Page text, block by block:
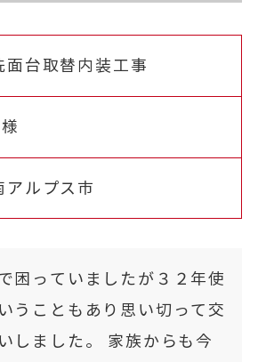
面台取替内装工事
アルプス市
困っていましたが３２年使
うこともあり思い切って交
しました。 家族からも今